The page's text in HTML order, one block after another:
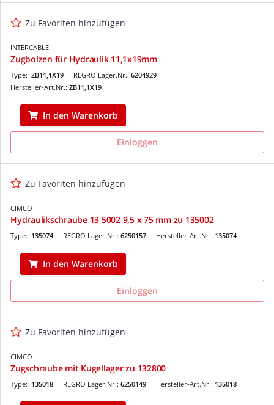
Zu Favoriten hinzufügen
INTERCABLE
Zugbolzen für Hydraulik 11,1x19mm
REGRO Lager.Nr.: 6204929
Type: ZB11,1X19
Hersteller-Art.Nr.: ZB11,1X19
In den Warenkorb
Einloggen
Zu Favoriten hinzufügen
CIMCO
Hydraulikschraube 13 5002 9,5 x 75 mm zu 135002
REGRO Lager.Nr.: 6250157
Type: 135074 Hersteller-Art.Nr.: 135074
In den Warenkorb
Einloggen
Zu Favoriten hinzufügen
CIMCO
Zugschraube mit Kugellager zu 132800
REGRO Lager.Nr.: 6250149
Type: 135018 Hersteller-Art.Nr.: 135018